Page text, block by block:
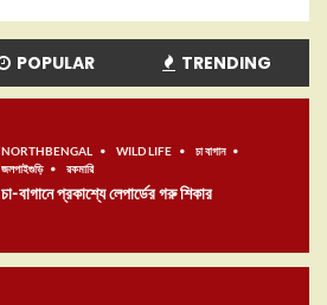
POPULAR TRENDING
NORTHBENGAL WILD LIFE
চা বাগান
জলপাইগুড়ি
রকমারি
চা-বাগানে প্রকাশ্যে লেপার্ডের গরু শিকার